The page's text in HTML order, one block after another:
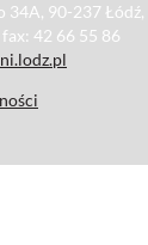
34A, 90-237
42 66 55 86